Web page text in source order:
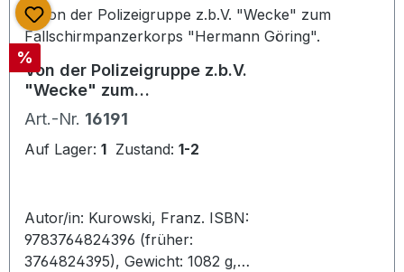
Rußland - Vom Himmel in die Hölle -
Erdeinsatz in Afrika - Kampfraum
Italien - Endkampf im Westen - Nach
dem Kriege Mit zahlreichen S/W-
Abbildungen und einigen
Kartenskizzen, 280x205 mm,
Copyright der Sonderausgabe 1996,
Rabatt
%
Von der Polizeigruppe z.b.V.
"Wecke" zum
Fallschirmpanzerkorps
"Hermann Göring".
Art.-Nr. 16191
Auf Lager: 1 Zustand: 1-2
Autor/in: Kurowski, Franz. ISBN:
9783764824396 (früher:
3764824395), Gewicht: 1082 g,